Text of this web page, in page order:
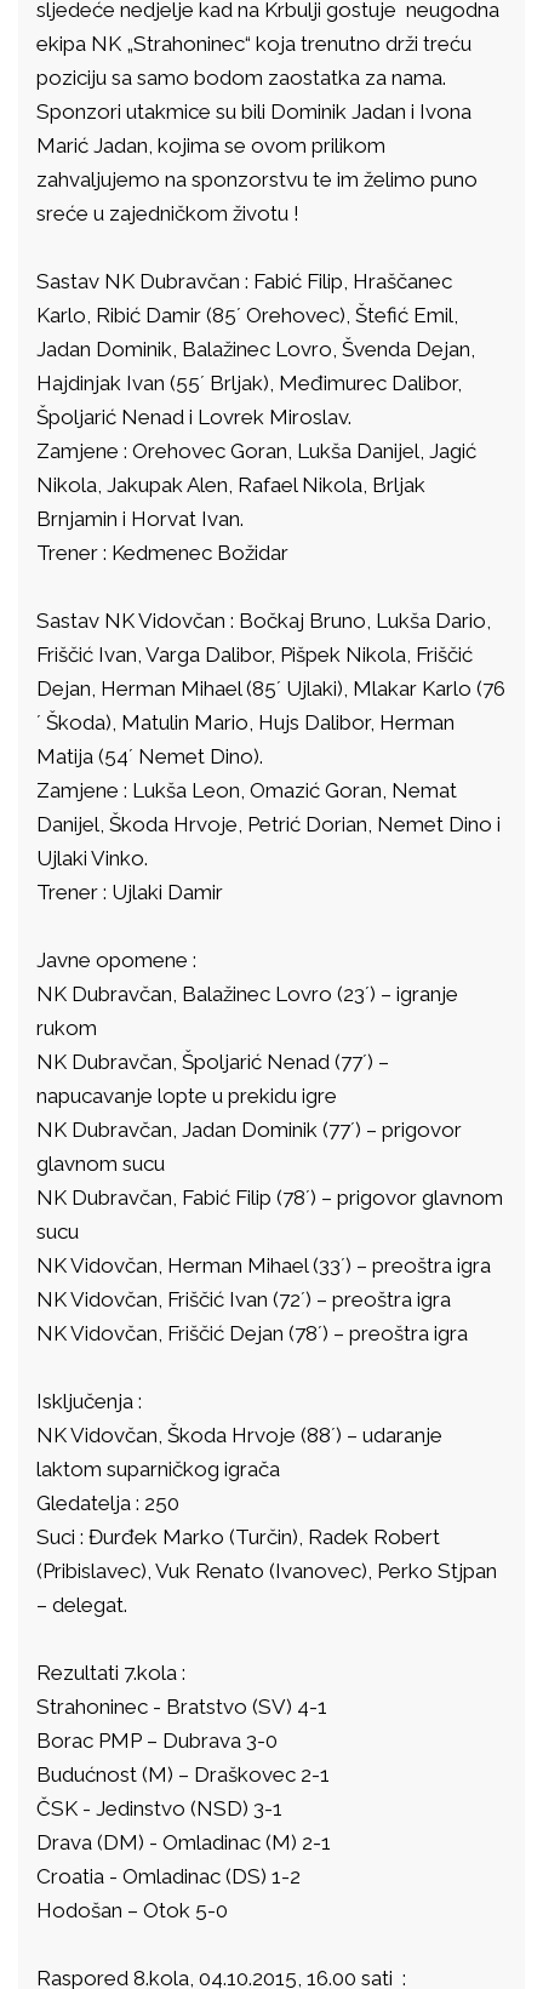
sljedeće nedjelje kad na Krbulji gostuje neugodna
ekipa NK „Strahoninec“ koja trenutno drži treću
poziciju sa samo bodom zaostatka za nama.
Sponzori utakmice su bili Dominik Jadan i Ivona
Marić Jadan, kojima se ovom prilikom
zahvaljujemo na sponzorstvu te im želimo puno
sreće u zajedničkom životu !
Sastav NK Dubravčan : Fabić Filip, Hraščanec
Karlo, Ribić Damir (85´ Orehovec), Štefić Emil,
Jadan Dominik, Balažinec Lovro, Švenda Dejan,
Hajdinjak Ivan (55´ Brljak), Međimurec Dalibor,
Špoljarić Nenad i Lovrek Miroslav.
Zamjene : Orehovec Goran, Lukša Danijel, Jagić
Nikola, Jakupak Alen, Rafael Nikola, Brljak
Brnjamin i Horvat Ivan.
Trener : Kedmenec Božidar
Sastav NK Vidovčan : Bočkaj Bruno, Lukša Dario,
Friščić Ivan, Varga Dalibor, Pišpek Nikola, Friščić
Dejan, Herman Mihael (85´ Ujlaki), Mlakar Karlo (76
´ Škoda), Matulin Mario, Hujs Dalibor, Herman
Matija (54´ Nemet Dino).
Zamjene : Lukša Leon, Omazić Goran, Nemat
Danijel, Škoda Hrvoje, Petrić Dorian, Nemet Dino i
Ujlaki Vinko.
Trener : Ujlaki Damir
Javne opomene :
NK Dubravčan, Balažinec Lovro (23´) – igranje
rukom
NK Dubravčan, Špoljarić Nenad (77´) –
napucavanje lopte u prekidu igre
NK Dubravčan, Jadan Dominik (77´) – prigovor
glavnom sucu
NK Dubravčan, Fabić Filip (78´) – prigovor glavnom
sucu
NK Vidovčan, Herman Mihael (33´) – preoštra igra
NK Vidovčan, Friščić Ivan (72´) – preoštra igra
NK Vidovčan, Friščić Dejan (78´) – preoštra igra
Isključenja :
NK Vidovčan, Škoda Hrvoje (88´) – udaranje
laktom suparničkog igrača
Gledatelja : 250
Suci : Đurđek Marko (Turčin), Radek Robert
(Pribislavec), Vuk Renato (Ivanovec), Perko Stjpan
– delegat.
Rezultati 7.kola :
Strahoninec - Bratstvo (SV) 4-1
Borac PMP – Dubrava 3-0
Budućnost (M) – Draškovec 2-1
ČSK - Jedinstvo (NSD) 3-1
Drava (DM) - Omladinac (M) 2-1
Croatia - Omladinac (DS) 1-2
Hodošan – Otok 5-0
Raspored 8.kola, 04.10.2015, 16.00 sati :